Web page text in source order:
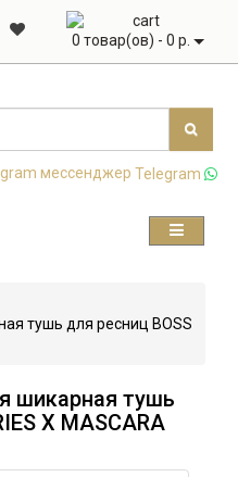
0 товар(ов) - 0 р.
Telegram
тушь для ресниц BOSS
шикарная тушь
X MASCARA